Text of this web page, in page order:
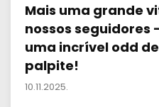
Mais uma grande
nossos seguidores
uma incrível odd
palpite!
10.11.2025.